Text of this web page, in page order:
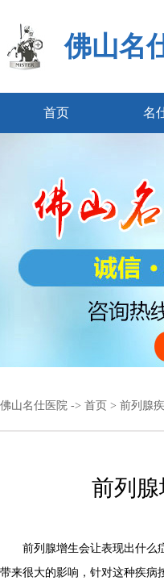
佛山名
首页 名
佛山名仕医院 -> 首页 > 前列腺
前列
前列腺增生会让表现出什么症
带来很大的影响，针对这种疾病